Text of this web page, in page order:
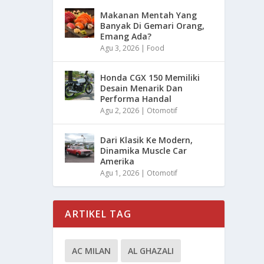
Makanan Mentah Yang
Banyak Di Gemari Orang,
Emang Ada?
Agu 3, 2026 | Food
Honda CGX 150 Memiliki
Desain Menarik Dan
Performa Handal
Agu 2, 2026 | Otomotif
Dari Klasik Ke Modern,
Dinamika Muscle Car
Amerika
Agu 1, 2026 | Otomotif
ARTIKEL TAG
AC MILAN AL GHAZALI